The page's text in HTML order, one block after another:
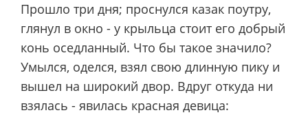
Прошло три дня; проснулся казак поутру,
глянул в окно - у крыльца стоит его добрый
конь оседланный. Что бы такое значило?
Умылся, оделся, взял свою длинную пику и
вышел на широкий двор. Вдруг откуда ни
взялась - явилась красная девица: